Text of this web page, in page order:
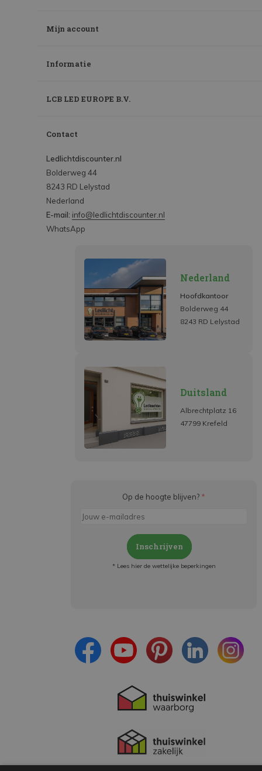
Mijn account
Informatie
LCB LED EUROPE B.V.
Contact
Ledlichtdiscounter.nl
Bolderweg 44
8243 RD Lelystad
Nederland
E-mail: info@ledlichtdiscounter.nl
WhatsApp
Nederland
Hoofdkantoor
Bolderweg 44
8243 RD Lelystad
Duitsland
Albrechtplatz 16
47799 Krefeld
Op de hoogte blijven? *
Inschrijven
* Lees hier de wettelijke beperkingen